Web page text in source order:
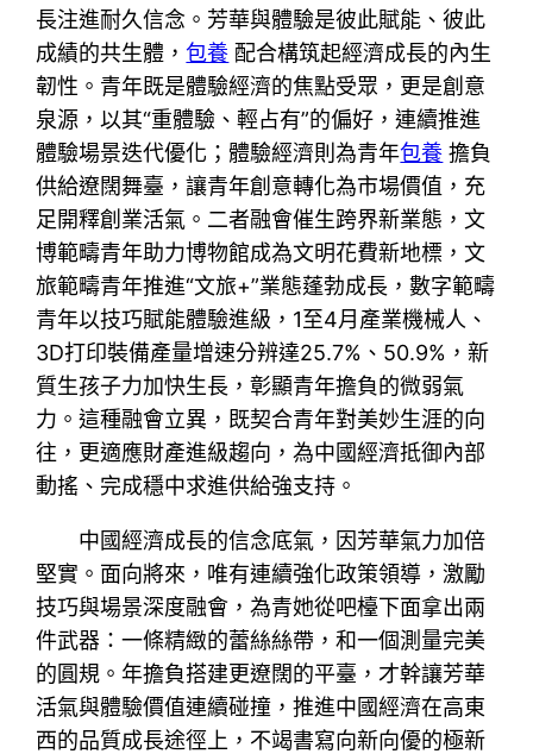
長注進耐久信念。芳華與體驗是彼此賦能、彼此
成績的共生體，包養 配合構筑起經濟成長的內生
韌性。青年既是體驗經濟的焦點受眾，更是創意
泉源，以其“重體驗、輕占有”的偏好，連續推進
體驗場景迭代優化；體驗經濟則為青年包養 擔負
供給遼闊舞臺，讓青年創意轉化為市場價值，充
足開釋創業活氣。二者融會催生跨界新業態，文
博範疇青年助力博物館成為文明花費新地標，文
旅範疇青年推進“文旅+”業態蓬勃成長，數字範疇
青年以技巧賦能體驗進級，1至4月產業機械人、
3D打印裝備產量增速分辨達25.7%、50.9%，新
質生孩子力加快生長，彰顯青年擔負的微弱氣
力。這種融會立異，既契合青年對美妙生涯的向
往，更適應財產進級趨向，為中國經濟抵御內部
動搖、完成穩中求進供給強支持。
中國經濟成長的信念底氣，因芳華氣力加倍
堅實。面向將來，唯有連續強化政策領導，激勵
技巧與場景深度融會，為青她從吧檯下面拿出兩
件武器：一條精緻的蕾絲絲帶，和一個測量完美
的圓規。年擔負搭建更遼闊的平臺，才幹讓芳華
活氣與體驗價值連續碰撞，推進中國經濟在高東
西的品質成長途徑上，不竭書寫向新向優的極新